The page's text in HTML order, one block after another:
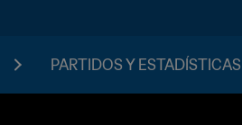
PARTIDOS Y ESTADÍSTICAS